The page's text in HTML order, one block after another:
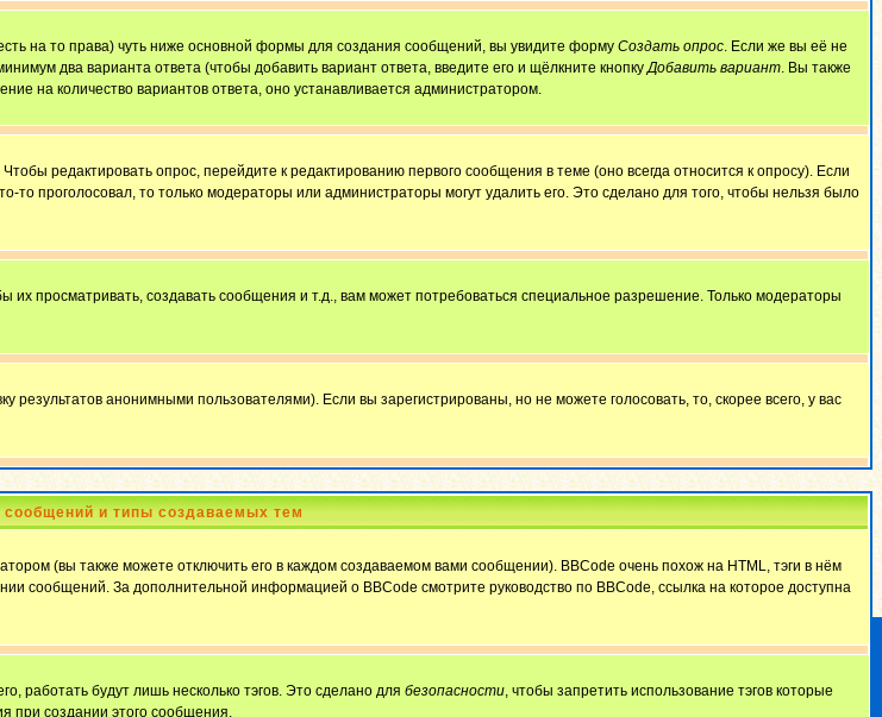
на то права) чуть ниже основной формы для создания сообщений, вы увидите форму Создать опрос. Если же вы её не
два варианта ответа (чтобы добавить вариант ответа, введите его и щёлкните кнопкуДобавить вариант. Вы также
на количество вариантов ответа, оно устанавливается администратором.
редактировать опрос, перейдите к редактированию первого сообщения в теме (оно всегда относится к опросу). Если
то проголосовал, то только модераторы или администраторы могут удалить его. Это сделано для того, чтобы нельзя было
просматривать, создавать сообщения и т.д., вам может потребоваться специальное разрешение. Только модераторы
результатов анонимными пользователями). Если вы зарегистрированы, но не можете голосовать, то, скорее всего, у вас
и типы создаваемых тем
(вы также можете отключить его в каждом создаваемом вами сообщении). BBCode очень похож на HTML, тэги в нём
сообщений. За дополнительной информацией о BBCode смотрите руководство по BBCode, ссылка на которое доступна
работать будут лишь несколько тэгов. Это сделано для безопасности, чтобы запретить использование тэгов которые
при создании этого сообщения.